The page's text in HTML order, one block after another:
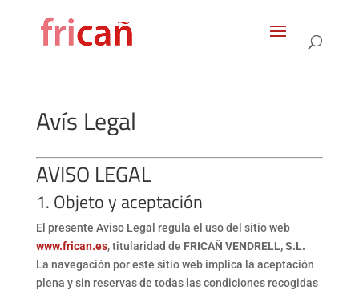
Avís Legal
AVISO LEGAL
1. Objeto y aceptación
El presente Aviso Legal regula el uso del sitio web
www.frican.es, titularidad de FRICAÑ VENDRELL, S.L.
La navegación por este sitio web implica la aceptación
plena y sin reservas de todas las condiciones recogidas